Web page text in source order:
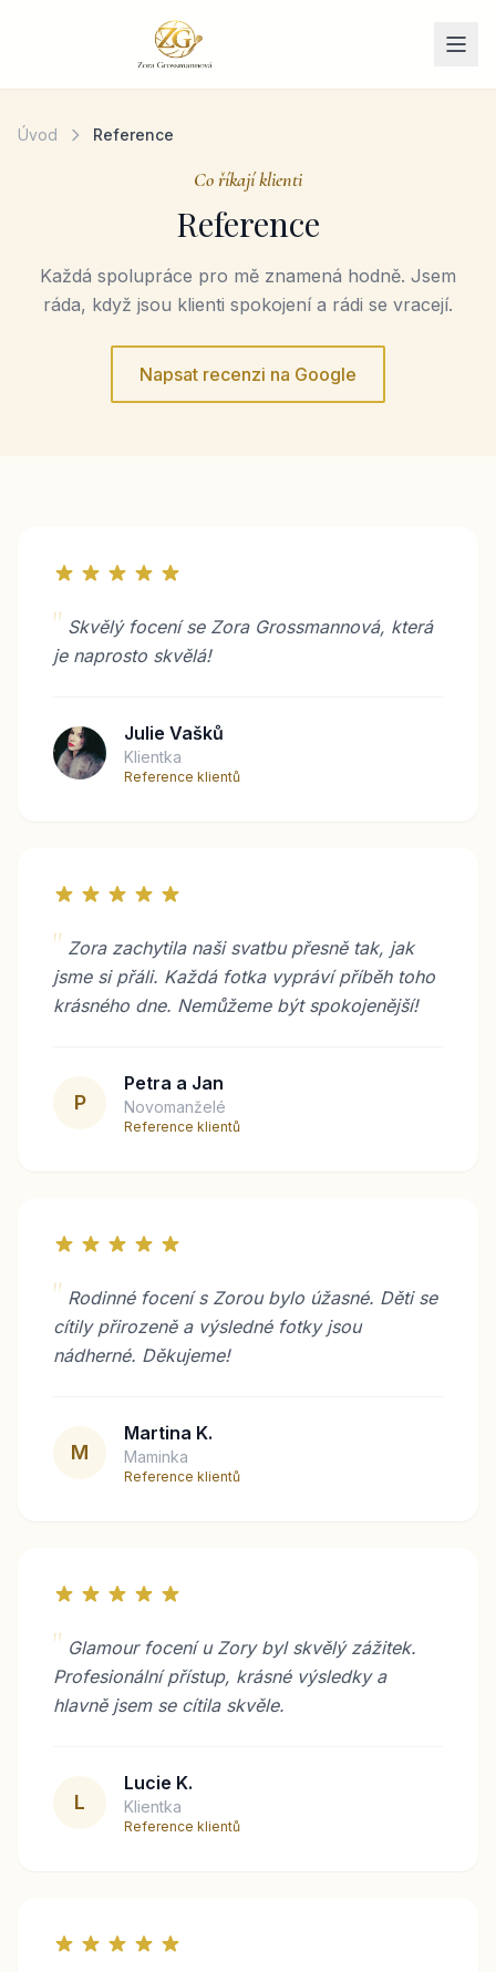
Úvod Reference
Co říkají klienti
Reference
Každá spolupráce pro mě znamená hodně. Jsem
ráda, když jsou klienti spokojení a rádi se vracejí.
Napsat recenzi na Google
" Skvělý focení se Zora Grossmannová, která
je naprosto skvělá!
Julie Vašků
Klientka
Reference klientů
" Zora zachytila naši svatbu přesně tak, jak
jsme si přáli. Každá fotka vypráví příběh toho
krásného dne. Nemůžeme být spokojenější!
P
Petra a Jan
Novomanželé
Reference klientů
" Rodinné focení s Zorou bylo úžasné. Děti se
cítily přirozeně a výsledné fotky jsou
nádherné. Děkujeme!
M
Martina K.
Maminka
Reference klientů
" Glamour focení u Zory byl skvělý zážitek.
Profesionální přístup, krásné výsledky a
hlavně jsem se cítila skvěle.
L
Lucie K.
Klientka
Reference klientů